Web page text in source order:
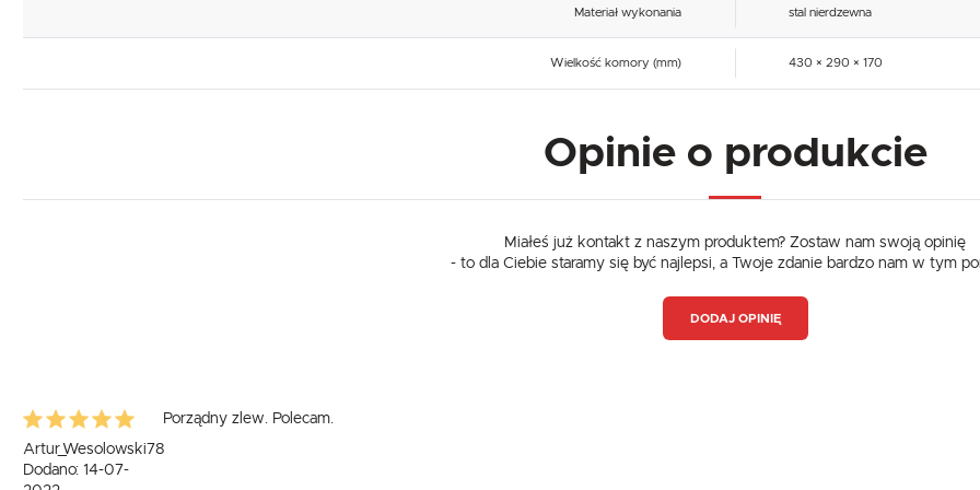
Materiał wykonania stal nierdzewna
Wielkość komory (mm) 430 × 290 × 170
Opinie o produkcie
Miałeś już kontakt z naszym produktem? Zostaw nam swoją opinię
- to dla Ciebie staramy się być najlepsi, a Twoje zdanie bardzo nam w tym
DODAJ OPINIĘ
Artur_Wesolowski78
Dodano: 14-07-
Porządny zlew. Polecam.
USTAWIENIA
Szanujemy Twoją prywatność. Możesz zmienić ustawienia cookies lub zaakceptować je
komfortowe korzystanie z oferowanych przez nas usług.
Pliki cookies odpowiadają na podejmowane przez Ciebie działania w celu m.in. dostosowania Twoich